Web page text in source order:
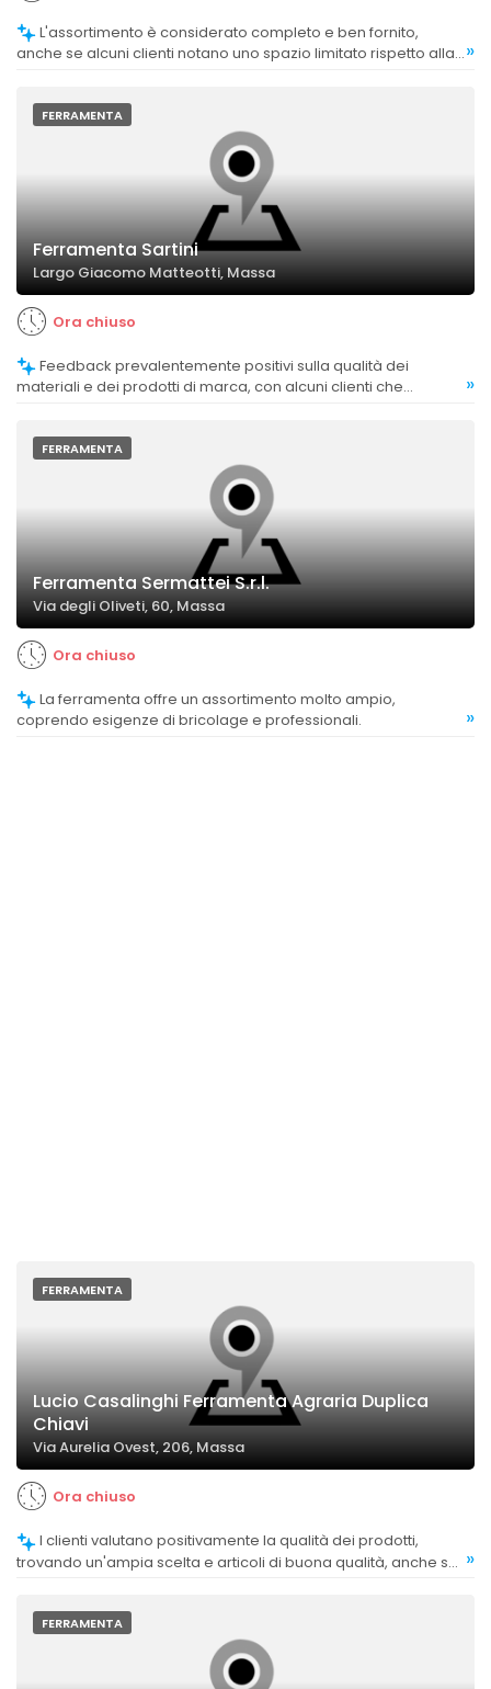
anche se alcuni clienti notano uno spazio limitato rispetto alla
»
FERRAMENTA
Ferramenta Sartini
Largo Giacomo Matteotti, Massa
Ora chiuso
materiali e dei prodotti di marca, con alcuni clienti che
»
FERRAMENTA
Ferramenta Sermattei S.r.l.
Via degli Oliveti, 60, Massa
Ora chiuso
coprendo esigenze di bricolage e professionali.
»
FERRAMENTA
Lucio Casalinghi Ferramenta Agraria Duplica
Chiavi
Via Aurelia Ovest, 206, Massa
Ora chiuso
trovando un'ampia scelta e articoli di buona qualità, anche se »
FERRAMENTA